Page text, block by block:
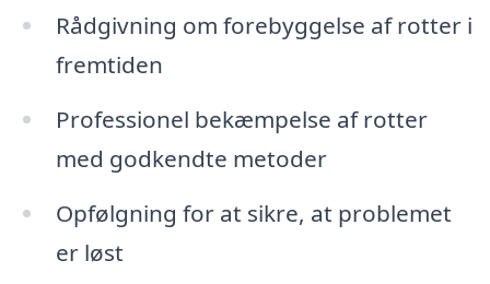
Rådgivning om forebyggelse af rotter i
fremtiden
Professionel bekæmpelse af rotter
med godkendte metoder
Opfølgning for at sikre, at problemet
er løst